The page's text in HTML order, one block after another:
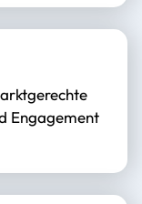
Engagement